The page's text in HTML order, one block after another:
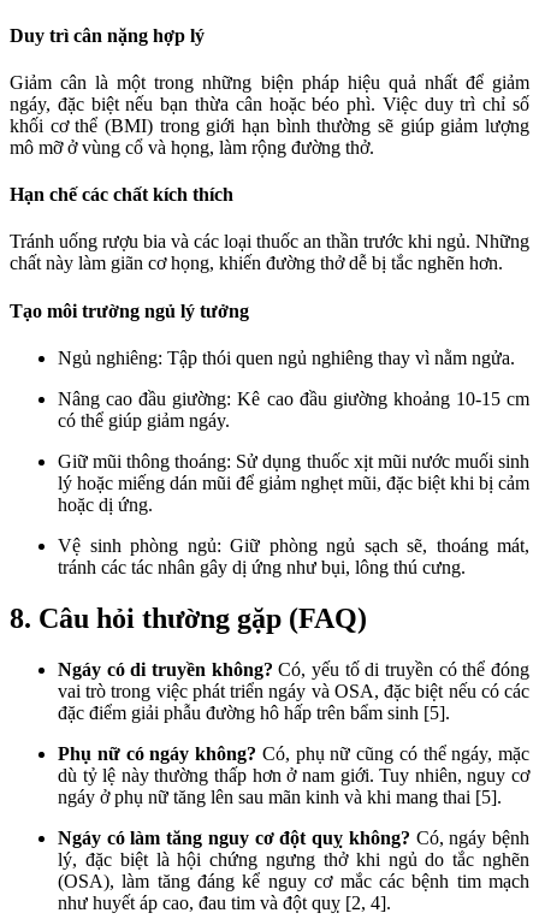
Duy trì cân nặng hợp lý
Giảm cân là một trong những biện pháp hiệu quả nhất để giảm
ngáy, đặc biệt nếu bạn thừa cân hoặc béo phì. Việc duy trì chỉ số
khối cơ thể (BMI) trong giới hạn bình thường sẽ giúp giảm lượng
mô mỡ ở vùng cổ và họng, làm rộng đường thở.
Hạn chế các chất kích thích
Tránh uống rượu bia và các loại thuốc an thần trước khi ngủ. Những
chất này làm giãn cơ họng, khiến đường thở dễ bị tắc nghẽn hơn.
Tạo môi trường ngủ lý tưởng
Ngủ nghiêng: Tập thói quen ngủ nghiêng thay vì nằm ngửa.
Nâng cao đầu giường: Kê cao đầu giường khoảng 10-15 cm
có thể giúp giảm ngáy.
Giữ mũi thông thoáng: Sử dụng thuốc xịt mũi nước muối sinh
lý hoặc miếng dán mũi để giảm nghẹt mũi, đặc biệt khi bị cảm
hoặc dị ứng.
Vệ sinh phòng ngủ: Giữ phòng ngủ sạch sẽ, thoáng mát,
tránh các tác nhân gây dị ứng như bụi, lông thú cưng.
8. Câu hỏi thường gặp (FAQ)
Ngáy có di truyền không?Có, yếu tố di truyền có thể đóng
vai trò trong việc phát triển ngáy và OSA, đặc biệt nếu có các
đặc điểm giải phẫu đường hô hấp trên bẩm sinh [5].
Phụ nữ có ngáy không? Có, phụ nữ cũng có thể ngáy, mặc
dù tỷ lệ này thường thấp hơn ở nam giới. Tuy nhiên, nguy cơ
ngáy ở phụ nữ tăng lên sau mãn kinh và khi mang thai [5].
Ngáy có làm tăng nguy cơ đột quỵ không? Có, ngáy bệnh
lý, đặc biệt là hội chứng ngưng thở khi ngủ do tắc nghẽn
(OSA), làm tăng đáng kể nguy cơ mắc các bệnh tim mạch
như huyết áp cao, đau tim và đột quỵ [2, 4].